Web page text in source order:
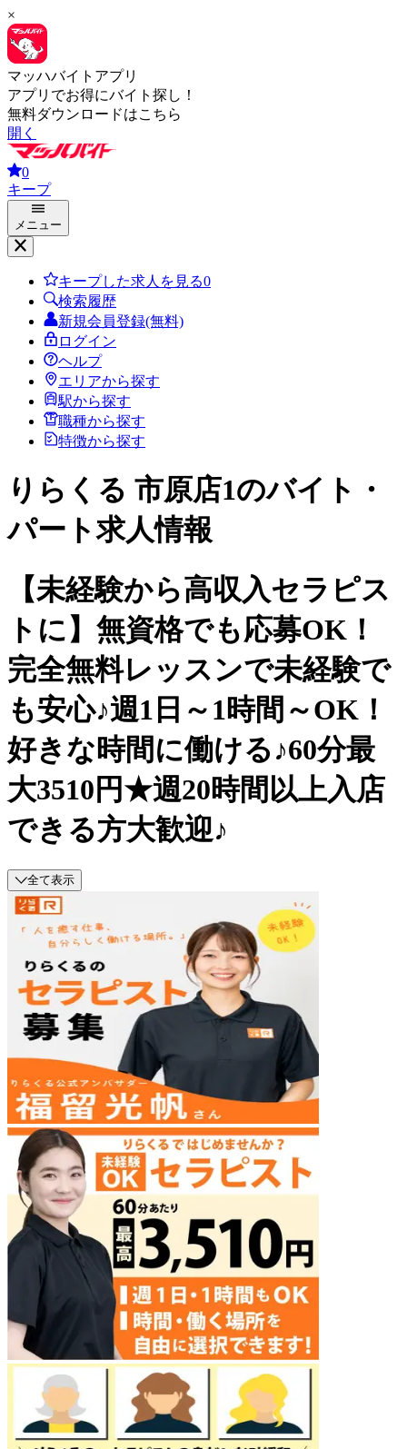
×
マッハバイトアプリ
アプリでお得にバイト探し！
無料ダウンロードはこちら
開く
0
キープ
メニュー
キープした求人を見る0
検索履歴
新規会員登録(無料)
ログイン
ヘルプ
エリアから探す
駅から探す
職種から探す
特徴から探す
りらくる 市原店1のバイト・
パート求人情報
【未経験から高収入セラピス
トに】無資格でも応募OK！
完全無料レッスンで未経験で
も安心♪週1日～1時間～OK！
好きな時間に働ける♪60分最
大3510円★週20時間以上入店
できる方大歓迎♪
全て表示